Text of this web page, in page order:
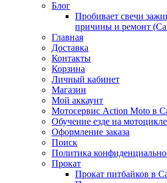
Блог
Пробивает свечи
причины и ремонт
Главная
Доставка
Контакты
Корзина
Личный кабинет
Магазин
Мой аккаунт
Мотосервис Action Moto в
Обучение езде на
Оформление заказа
Поиск
Политика
Прокат
Прокат питбайков в